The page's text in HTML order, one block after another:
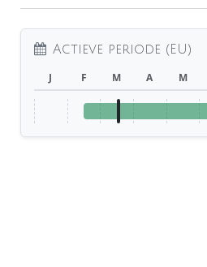
Actieve periode (EU)
J F M A M